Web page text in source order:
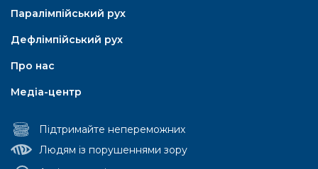
Паралімпійський рух
Дефлімпійський рух
Про нас
Медіа-центр
Підтримайте непереможних
Людям із порушеннями зору